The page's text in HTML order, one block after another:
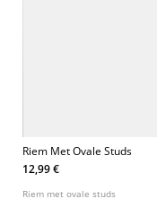
Riem Met Ovale Studs
12,99 €
Riem met ovale studs